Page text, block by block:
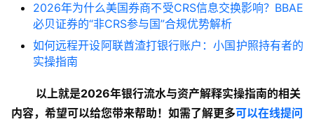
2026年为什么美国券商不受CRS信息交换影响？BBAE
必贝证券的“非CRS参与国”合规优势解析
如何远程开设阿联酋渣打银行账户：小国护照持有者的
实操指南
以上就是2026年银行流水与资产解释实操指南的相关
内容，希望可以给您带来帮助！如需了解更多可以在线提问